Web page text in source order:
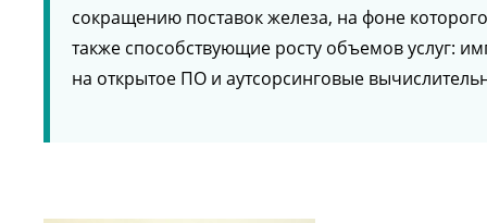
сокращению поставок железа, на фоне
также способствующие росту объемов услуг:
на открытое ПО и аутсорсинговые